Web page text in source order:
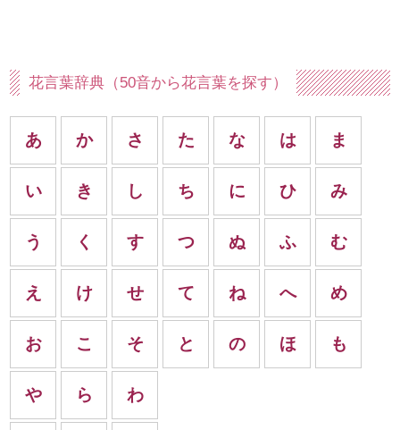
花言葉辞典（50音から花言葉を探す）
あ
い
う
え
お
か
き
く
け
こ
さ
し
す
せ
そ
た
ち
つ
て
と
な
に
ぬ
ね
の
は
ひ
ふ
へ
ほ
ま
み
む
め
も
や ら わ